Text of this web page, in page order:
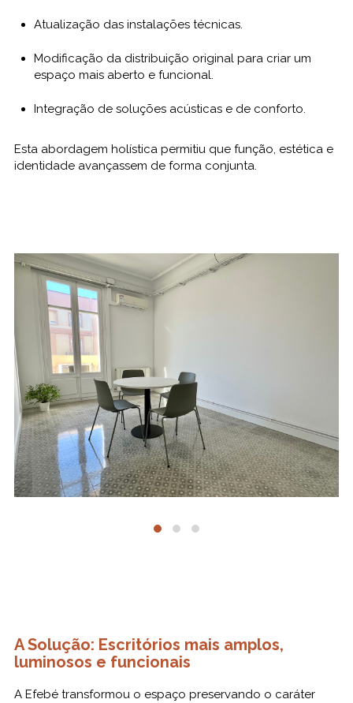
Atualização das instalações técnicas.
Modificação da distribuição original para criar um
espaço mais aberto e funcional.
Integração de soluções acústicas e de conforto.
Esta abordagem holística permitiu que função, estética e
identidade avançassem de forma conjunta.
A Solução: Escritórios mais amplos,
luminosos e funcionais
A Efebé transformou o espaço preservando o caráter